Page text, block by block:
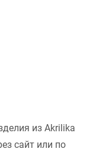
из Akrilika
сайт или по